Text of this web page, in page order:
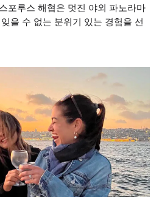
포루스 해협은 멋진 야외 파노라마
을 수 없는 분위기 있는 경험을 선